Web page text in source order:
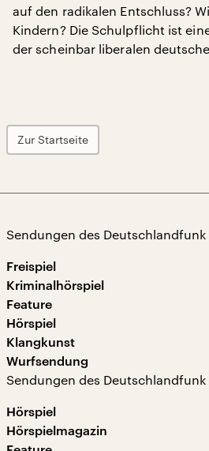
auf den radikalen Entschluss?
Kindern? Die Schulpflicht ist
der scheinbar liberalen
Zur Startseite
Sendungen des
Freispiel
Kriminalhörspiel
Feature
Hörspiel
Klangkunst
Wurfsendung
Sendungen des Deutschlandfunk
Hörspiel
Hörspielmagazin